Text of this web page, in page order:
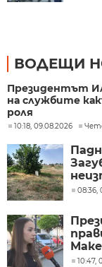
ВОДЕЩИ
Президентът
на службите
роля
10:18, 09.08.2026
08:36,
10:47,